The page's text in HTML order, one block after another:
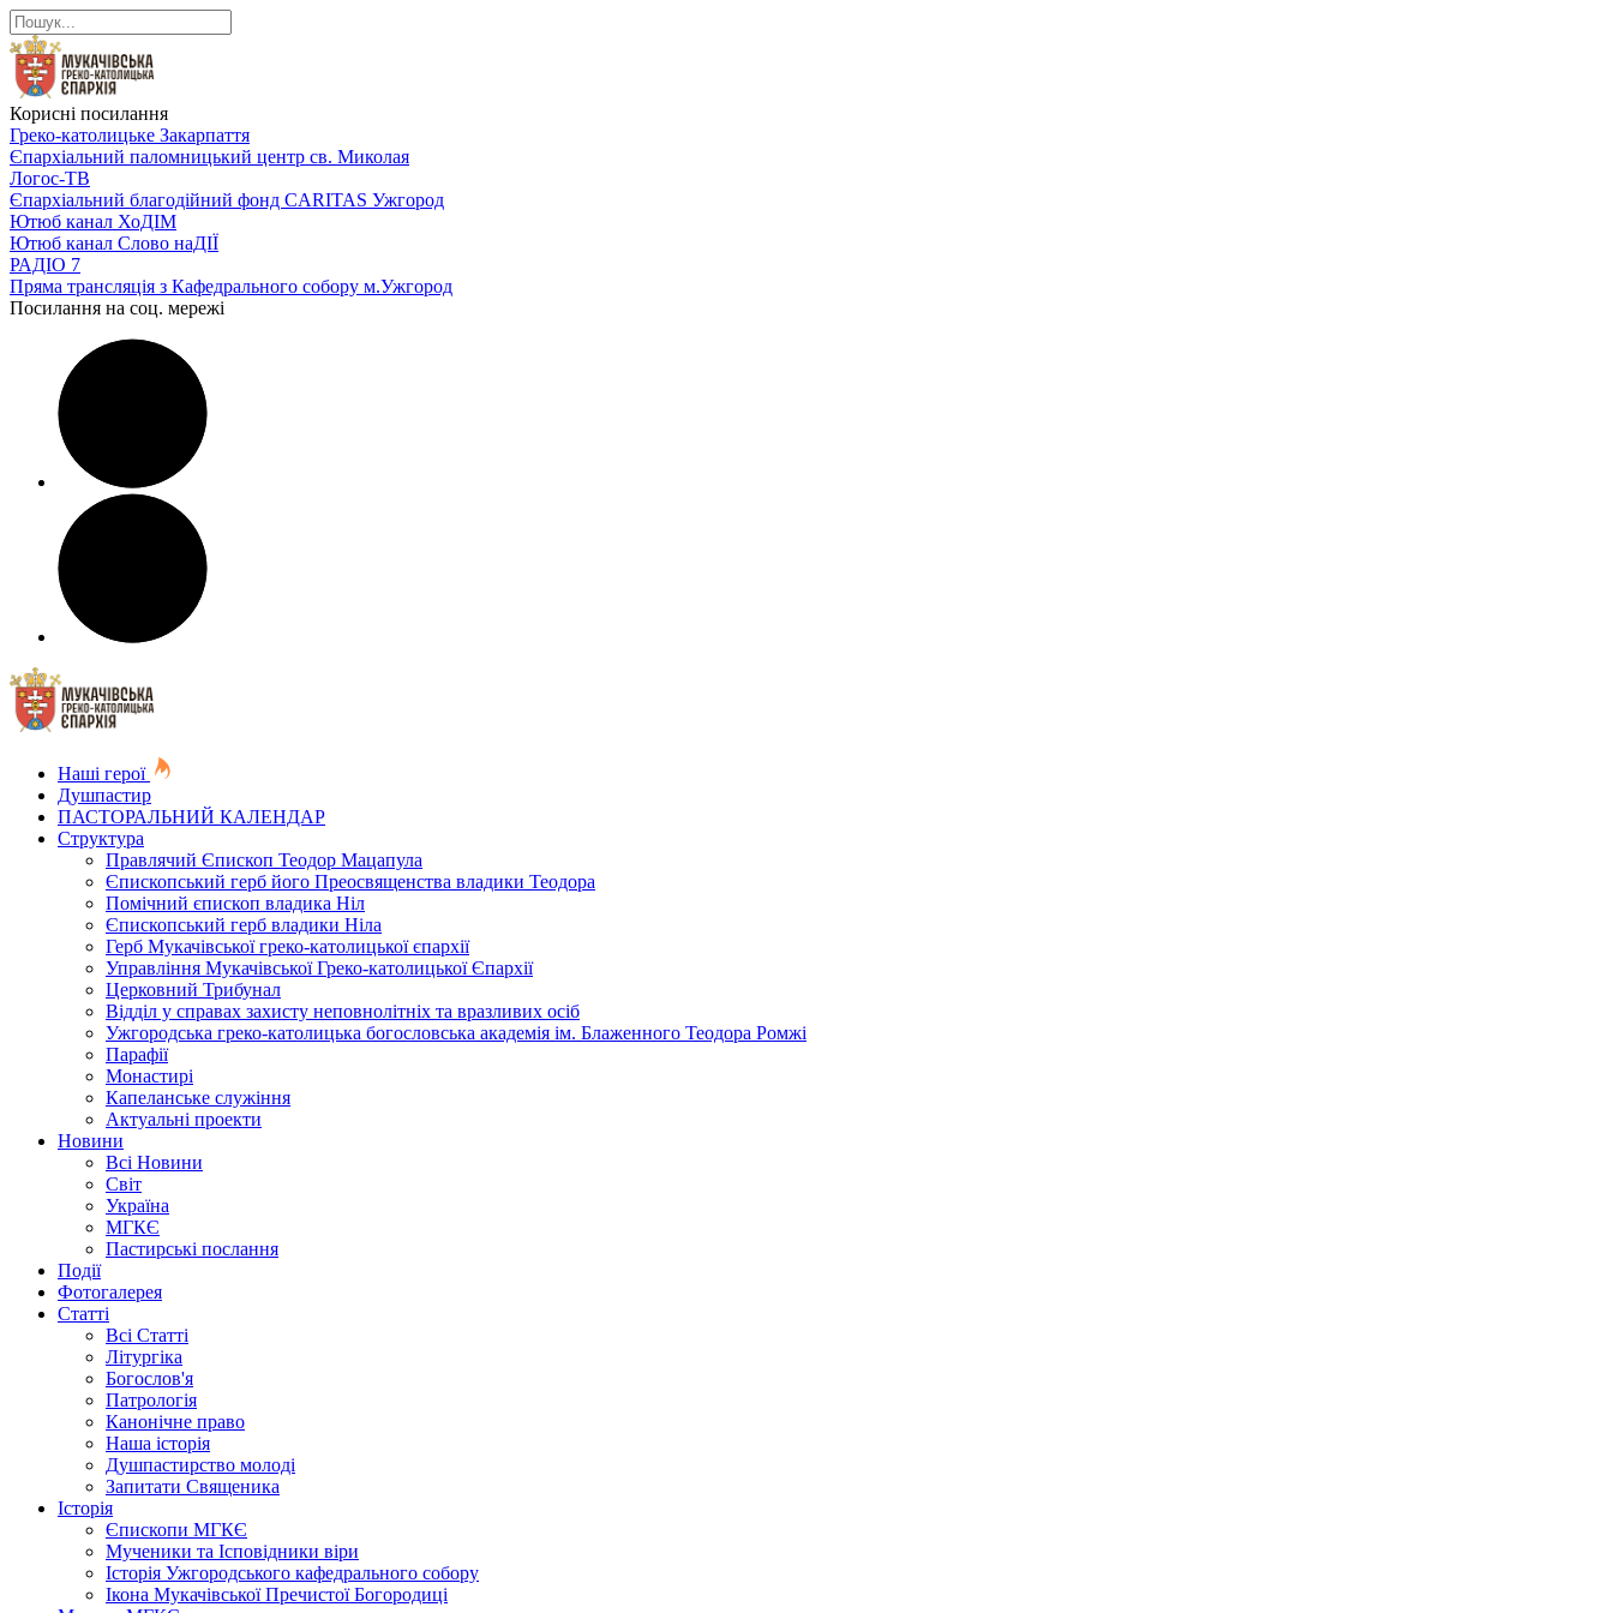
Корисні посилання
Греко-католицьке Закарпаття
Єпархіальний паломницький центр св. Миколая
Логос-ТВ
Єпархіальний благодійний фонд CARITAS Ужгород
Ютюб канал ХоДІМ
Ютюб канал Слово наДІЇ
РАДІО 7
Пряма трансляція з Кафедрального собору м.Ужгород
Посилання на соц. мережі
Наші герої
Душпастир
ПАСТОРАЛЬНИЙ КАЛЕНДАР
Структура
Правлячий Єпископ Теодор Мацапула
Єпископський герб його Преосвященства владики Теодора
Помічний єпископ владика Ніл
Єпископський герб владики Ніла
Герб Мукачівської греко-католицької єпархії
Управління Мукачівської Греко-католицької Єпархії
Церковний Трибунал
Відділ у справах захисту неповнолітніх та вразливих осіб
Ужгородська греко-католицька богословська академія ім. Блаженного Теодора Ромжі
Парафії
Монастирі
Капеланське служіння
Актуальні проекти
Новини
Всі Новини
Світ
Україна
МГКЄ
Пастирські послання
Події
Фотогалерея
Статті
Всі Статті
Літургіка
Богослов'я
Патрологія
Канонічне право
Наша історія
Душпастирство молоді
Запитати Священика
Історія
Єпископи МГКЄ
Мученики та Ісповідники віри
Історія Ужгородського кафедрального собору
Ікона Мукачівської Пречистої Богородиці